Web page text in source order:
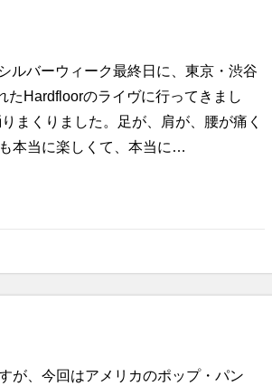
ルバーウィーク最終日に、東京・渋谷
たHardfloorのライヴに行ってきまし
まくりました。足が、肩が、腰が痛く
本当に楽しくて、本当に…
が、今回はアメリカのポップ・パン